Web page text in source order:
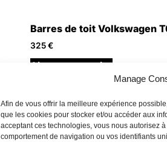
Manage
Afin de vous offrir la meilleure expérience
que les cookies pour stocker et/ou accéder aux
acceptant ces technologies, vous nous autorisez
comportement de navigation ou vos identifiants
Barres de toit Volkswagen
325€
Ajouter au panier